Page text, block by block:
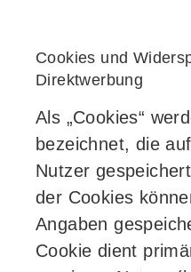
Cookies und
Direktwerbung
Als „Cookies“
bezeichnet, die
Nutzer
der Cookies
Angaben
Cookie dient